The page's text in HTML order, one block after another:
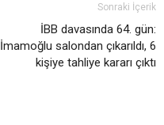
Sonraki İçerik
İBB davasında 64. gün:
İmamoğlu salondan çıkarıldı, 6
kişiye tahliye kararı çıktı